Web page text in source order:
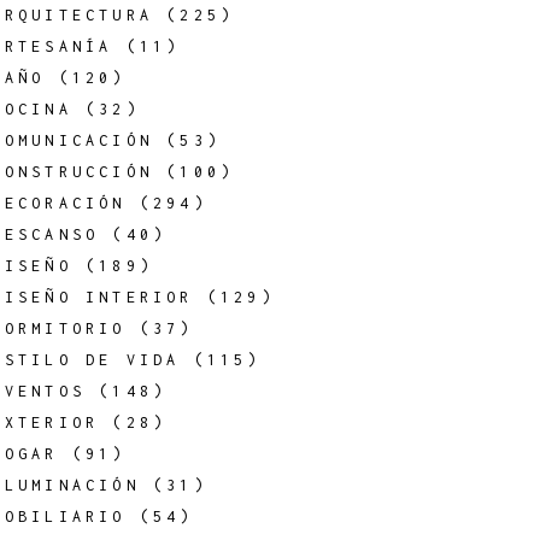
(225)
(11)
(120)
(32)
(53)
(100)
(294)
(40)
(189)
INTERIOR
(129)
(37)
DE VIDA
(115)
(148)
(28)
(91)
(31)
(54)